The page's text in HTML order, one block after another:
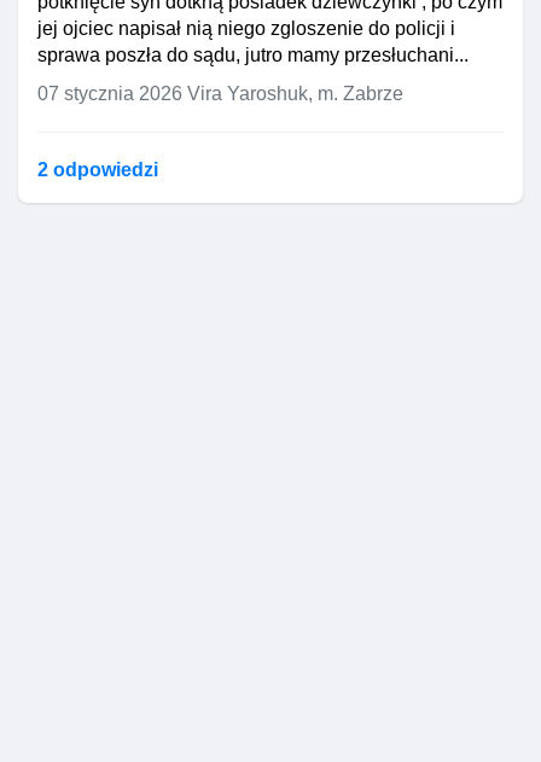
jej ojciec napisał nią niego zgloszenie do policji i
sprawa poszła do sądu, jutro mamy przesłuchani...
07 stycznia 2026 Vira Yaroshuk, m. Zabrze
2 odpowiedzi